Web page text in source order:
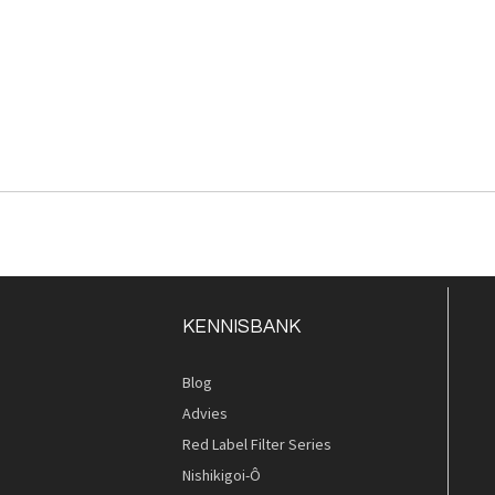
KENNISBANK
Blog
Advies
Red Label Filter Series
Nishikigoi-Ô